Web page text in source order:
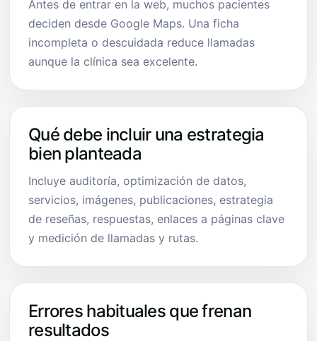
Antes de entrar en la web, muchos pacientes
deciden desde Google Maps. Una ficha
incompleta o descuidada reduce llamadas
aunque la clínica sea excelente.
Qué debe incluir una estrategia
bien planteada
Incluye auditoría, optimización de datos,
servicios, imágenes, publicaciones, estrategia
de reseñas, respuestas, enlaces a páginas clave
y medición de llamadas y rutas.
Errores habituales que frenan
resultados